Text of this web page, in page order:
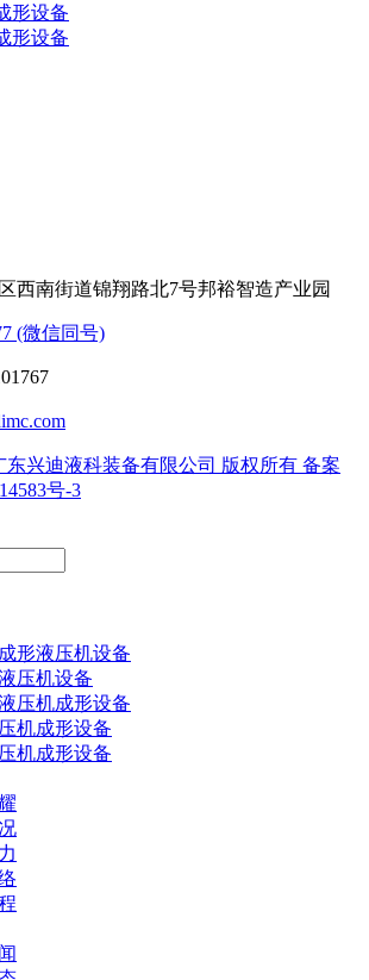
形设备
形设备
西南街道锦翔路北7号邦裕智造产业园
(微信同号)
东兴迪液科装备有限公司 版权所有 备案
号-3
形液压机设备
压机设备
压机成形设备
机成形设备
机成形设备